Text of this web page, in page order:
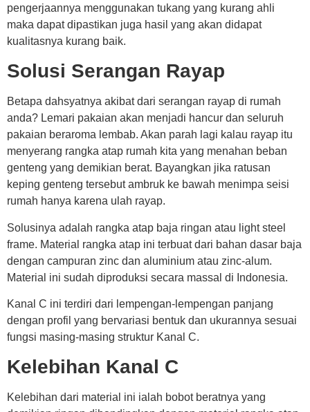
pengerjaannya menggunakan tukang yang kurang ahli
maka dapat dipastikan juga hasil yang akan didapat
kualitasnya kurang baik.
Solusi Serangan Rayap
Betapa dahsyatnya akibat dari serangan rayap di rumah
anda? Lemari pakaian akan menjadi hancur dan seluruh
pakaian beraroma lembab. Akan parah lagi kalau rayap itu
menyerang rangka atap rumah kita yang menahan beban
genteng yang demikian berat. Bayangkan jika ratusan
keping genteng tersebut ambruk ke bawah menimpa seisi
rumah hanya karena ulah rayap.
Solusinya adalah rangka atap baja ringan atau light steel
frame. Material rangka atap ini terbuat dari bahan dasar baja
dengan campuran zinc dan aluminium atau zinc-alum.
Material ini sudah diproduksi secara massal di Indonesia.
Kanal C ini terdiri dari lempengan-lempengan panjang
dengan profil yang bervariasi bentuk dan ukurannya sesuai
fungsi masing-masing struktur Kanal C.
Kelebihan Kanal C
Kelebihan dari material ini ialah bobot beratnya yang